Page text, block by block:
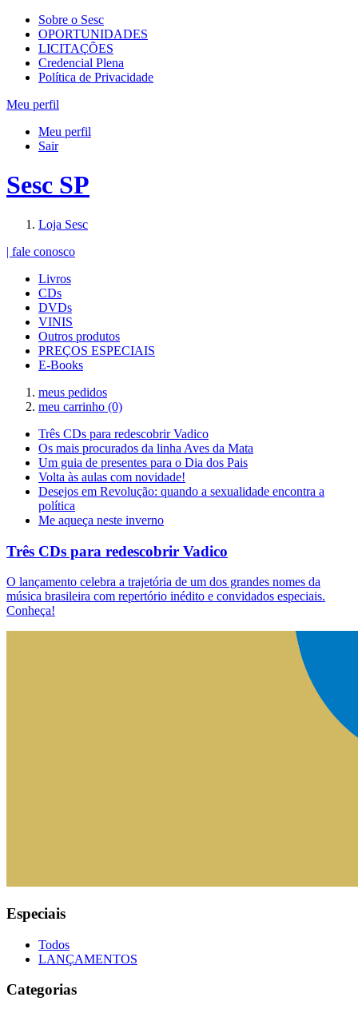
Sobre o Sesc
OPORTUNIDADES
LICITAÇÕES
Credencial Plena
Política de Privacidade
Meu perfil
Meu perfil
Sair
Sesc SP
Loja Sesc
| fale conosco
Livros
CDs
DVDs
VINIS
Outros produtos
PREÇOS ESPECIAIS
E-Books
meus pedidos
meu carrinho (0)
Três CDs para redescobrir Vadico
Os mais procurados da linha Aves da Mata
Um guia de presentes para o Dia dos Pais
Volta às aulas com novidade!
Desejos em Revolução: quando a sexualidade encontra a
política
Me aqueça neste inverno
Três CDs para redescobrir Vadico
O lançamento celebra a trajetória de um dos grandes nomes da
música brasileira com repertório inédito e convidados especiais.
Conheça!
Especiais
Todos
LANÇAMENTOS
Categorias